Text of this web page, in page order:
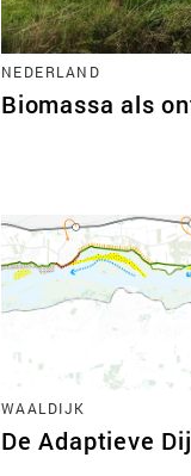
NEDERLAND
Biomassa als
WAALDIJK
De Adaptieve